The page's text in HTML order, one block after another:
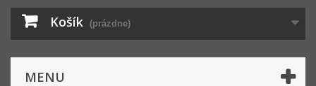
Košík (prázdne)
MENU